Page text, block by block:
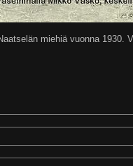
miehiä vuonna 1930.